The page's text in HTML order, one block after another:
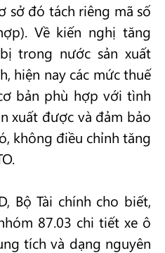
sở đó tách riêng mã số
Về kiến nghị tăng
trong nước sản xuất
hiện nay các mức thuế
bản phù hợp với tình
xuất được và đảm bảo
không điều chỉnh tăng
Bộ Tài chính cho biết,
87.03 chi tiết xe ô
tích và dạng nguyên